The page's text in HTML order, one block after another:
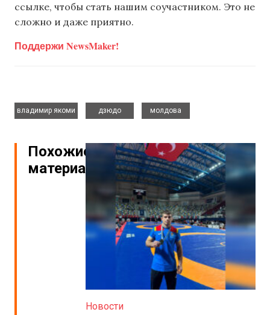
ссылке, чтобы стать нашим соучастником. Это не
сложно и даже приятно.
Поддержи NewsMaker!
владимир якоми
дзюдо
молдова
Похожие
материалы
Новости